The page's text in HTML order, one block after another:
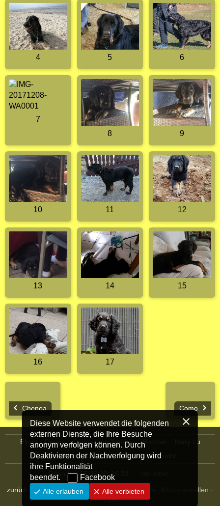
4 5 6
7
8
9
10 11 12
13 14 15
16 17
Chenoa Como
Eludy Dream Dakota von Xamilou Boomer
Mary Lu
Bandit vom Centwald
Allgemein Zucht
Geändert 15.03.26, 16:32
zurück zur Homepage·Fotoalbum Websites mit jAlbum erstellen ·
Tiger
Diese Website verwendet die folgenden
externen Dienste, die Ihre Besuche
anonym verfolgen können. Durch
Deaktivieren der Nachverfolgung wird
ihre Funktionalität
beendet.
Facebook
Alle erlauben Alle verbieten